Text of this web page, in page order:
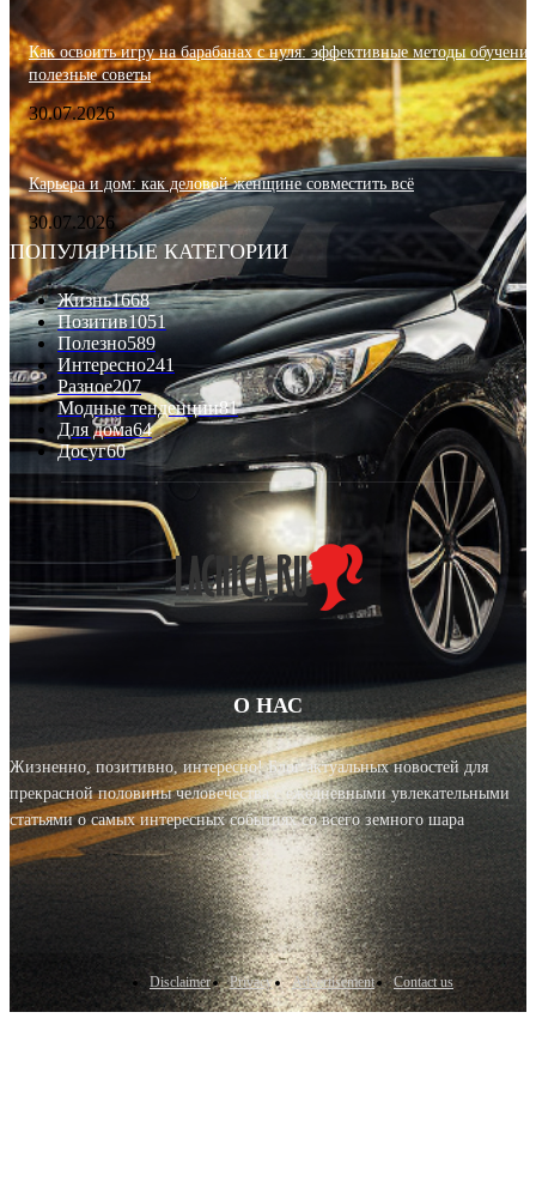
Как освоить игру на барабанах с нуля: эффективные методы
полезные советы
30.07.2026
Карьера и дом: как деловой женщине совместить всё
30.07.2026
ПОПУЛЯРНЫЕ КАТЕГОРИИ
Жизнь1668
Позитив1051
Полезно589
Интересно241
Разное207
Модные тенденции81
Для дома64
Досуг60
О НАС
Жизненно, позитивно, интересно! Блог актуальных новостей для
прекрасной половины человечества с ежедневными увлекательными
статьями о самых интересных событиях со всего земного шара
Disclaimer Privacy Advertisement Contact us